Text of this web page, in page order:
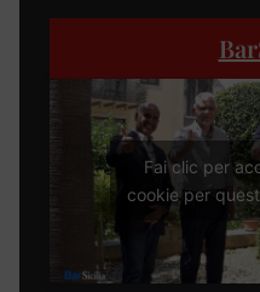
Fai clic per
cookie per